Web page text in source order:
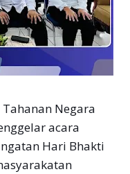
Tahanan Negara
acara
Hari Bhakti